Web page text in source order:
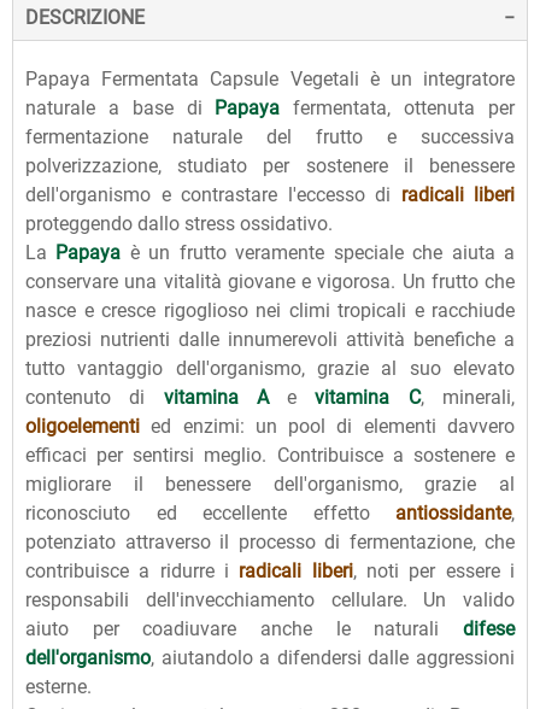
DESCRIZIONE
Papaya Fermentata Capsule Vegetali è un integratore
naturale a base di
Papaya fermentata, ottenuta per
fermentazione naturale del frutto e successiva
polverizzazione, studiato per sostenere il benessere
dell'organismo e contrastare l'eccesso di radicali liberi
proteggendo dallo stress ossidativo.
La Papaya è un frutto veramente speciale che aiuta a
conservare una vitalità giovane e vigorosa. Un frutto che
nasce e cresce rigoglioso nei climi tropicali e racchiude
preziosi nutrienti dalle innumerevoli attività benefiche a
tutto vantaggio dell'organismo, grazie al suo elevato
contenuto di vitamina Aevitamina C, minerali,
oligoelementi ed enzimi: un pool di elementi davvero
efficaci per sentirsi meglio. Contribuisce a sostenere e
migliorare il benessere dell'organismo, grazie al
riconosciuto ed eccellente effetto antiossidante,
potenziato attraverso il processo di fermentazione, che
contribuisce a ridurre i radicali liberi, noti per essere i
responsabili dell'invecchiamento cellulare. Un valido
aiuto per coadiuvare anche le naturali difese
dell'organismo, aiutandolo a difendersi dalle aggressioni
esterne.